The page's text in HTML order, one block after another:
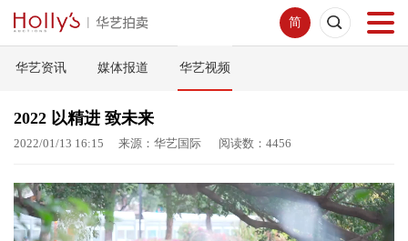
简
首页
拍卖预展
网络拍卖
华艺资讯 媒体报道 华艺视频
2022 以精进 致未来
2022/01/13 16:15 来源：华艺国际 阅读数：4456